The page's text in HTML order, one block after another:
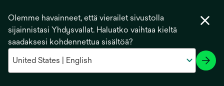
Olemme havainneet, että vierailet sivustolla
sijainnistasi Yhdysvallat. Haluatko vaihtaa kieltä
saadaksesi kohdennettua sisältöä?